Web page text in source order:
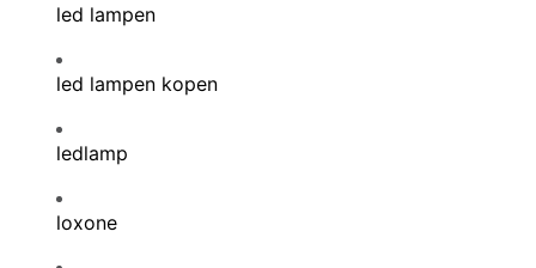
led lampen
led lampen kopen
ledlamp
loxone